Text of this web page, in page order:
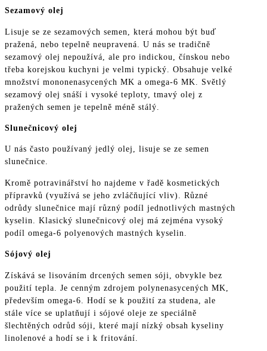
Sezamový olej
Lisuje se ze sezamových semen, která mohou být buď
pražená, nebo tepelně neupravená. U nás se tradičně
sezamový olej nepoužívá, ale pro indickou, čínskou nebo
třeba korejskou kuchyni je velmi typický. Obsahuje velké
množství mononenasycených MK a omega-6 MK. Světlý
sezamový olej snáší i vysoké teploty, tmavý olej z
pražených semen je tepelně méně stálý.
Slunečnicový olej
U nás často používaný jedlý olej, lisuje se ze semen
slunečnice.
Kromě potravinářství ho najdeme v řadě kosmetických
přípravků (využívá se jeho zvláčňující vliv). Různé
odrůdy slunečnice mají různý podíl jednotlivých mastných
kyselin. Klasický slunečnicový olej má zejména vysoký
podíl omega-6 polyenových mastných kyselin.
Sójový olej
Získává se lisováním drcených semen sóji, obvykle bez
použití tepla. Je cenným zdrojem polynenasycených MK,
především omega-6. Hodí se k použití za studena, ale
stále více se uplatňují i sójové oleje ze speciálně
šlechtěných odrůd sóji, které mají nízký obsah kyseliny
linolenové a hodí se i k fritování.